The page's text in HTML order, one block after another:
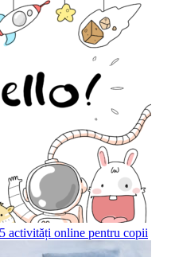
activități online pentru copii